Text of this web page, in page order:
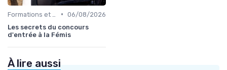
• 06/08/2026
Les secrets du concours
d'entrée à la Fémis
À lire aussi